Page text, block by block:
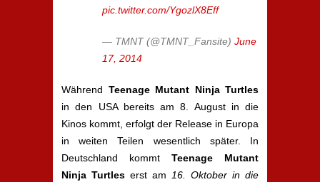
pic.twitter.com/YgozlX8Eff
— TMNT (@TMNT_Fansite) June
17, 2014
Während Teenage Mutant Ninja Turtles
in den USA bereits am 8. August in die
Kinos kommt, erfolgt der Release in Europa
in weiten Teilen wesentlich später. In
Deutschland kommt Teenage Mutant
Ninja Turtles erst am
16. Oktober in die